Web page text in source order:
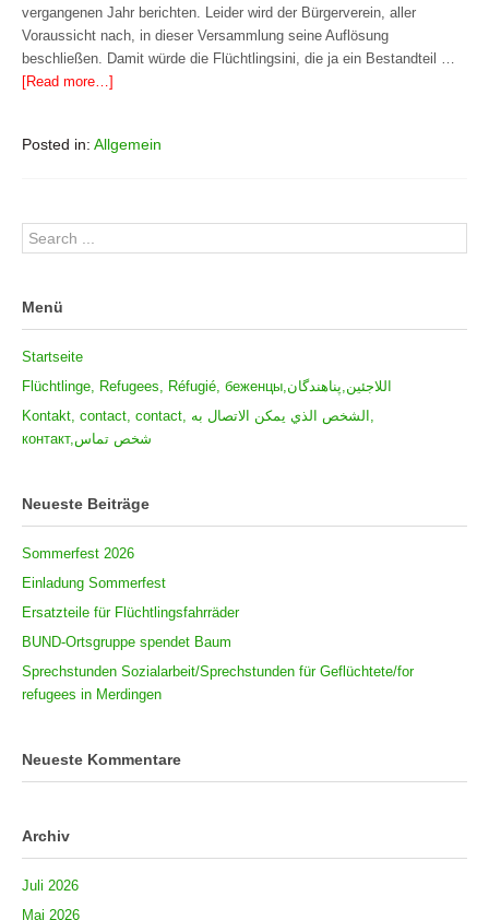
vergangenen Jahr berichten. Leider wird der Bürgerverein, aller
Voraussicht nach, in dieser Versammlung seine Auflösung
beschließen. Damit würde die Flüchtlingsini, die ja ein Bestandteil …
[Read more…]
Posted in: Allgemein
Menü
Startseite
Flüchtlinge, Refugees, Réfugié, беженцы,اللاجئين,پناهندگان
Kontakt, contact, contact, الشخص الذي يمكن الاتصال به,
контакт,شخص تماس
Neueste Beiträge
Sommerfest 2026
Einladung Sommerfest
Ersatzteile für Flüchtlingsfahrräder
BUND-Ortsgruppe spendet Baum
Sprechstunden Sozialarbeit/Sprechstunden für Geflüchtete/for
refugees in Merdingen
Neueste Kommentare
Archiv
Juli 2026
Mai 2026